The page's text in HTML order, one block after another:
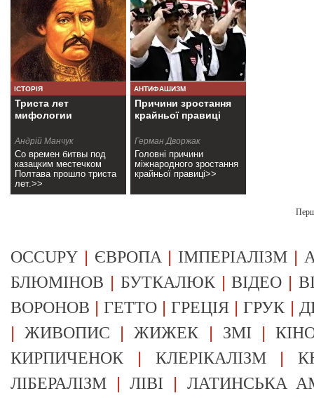
ІСТОРІЯ
Триста лет
мифологии
Андрій Манчук
Со времен битвы под
казацким местечком
Полтава прошло триста
лет.>>
АНТИФАШИЗМ
Причини зростання
крайньої правиці
Герман Дворжак
Головні причини
міжнародного зростання
крайньої правиці>>
OCCUPY | ЄВРОПА | ІМПЕРІАЛІЗМ |
БЛЮМІНОВ | БУТКАЛЮК|ВІДЕО |
ВОРОНОВ |ГЕТТО |ГРЕЦІЯ |ГРУК |
|ЖИВОПИС |ЖИЖЕК | ЗМІ |
КИРПИЧЕНОК | КЛЕРІКАЛІЗМ|
ЛІБЕРАЛІЗМ |ЛІВІ | ЛАТИНСЬКА